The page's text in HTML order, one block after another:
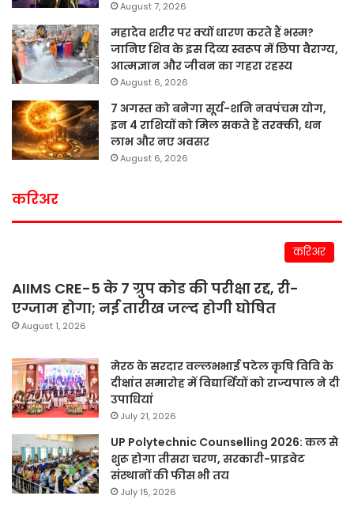
August 7, 2026
महादेव शरीर पर क्यों धारण करते हैं भस्म?
जानिए शिव के इस दिव्य स्वरूप में छिपा वैराग्य,
आत्मज्ञान और जीवन का गहरा रहस्य
August 6, 2026
7 अगस्त को बनेगा सूर्य-शनि नवपंचम योग,
इन 4 राशियों को मिल सकते हैं तरक्की, धन
लाभ और नए अवसर
August 6, 2026
करिअर
करिअर
AIIMS CRE-5 के 7 ग्रुप कोड की परीक्षा रद्द, री-
एग्जाम होगा; नई तारीख जल्द होगी घोषित
August 1, 2026
मेरठ के सरदार वल्लभभाई पटेल कृषि विवि के
दीक्षांत समारोह में विद्यार्थियों को राज्यपाल ने दी
उपाधियां
July 21, 2026
UP Polytechnic Counselling 2026: कल से
शुरू होगा तीसरा चरण, सरकारी-प्राइवेट
संस्थानों की फीस भी तय
July 15, 2026